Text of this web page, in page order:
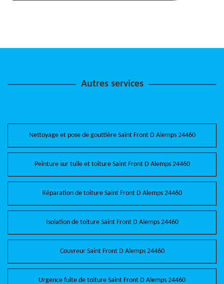
Autres services
Nettoyage et pose de gouttière Saint Front D Alemps 24460
Peinture sur tuile et toiture Saint Front D Alemps 24460
Réparation de toiture Saint Front D Alemps 24460
Isolation de toiture Saint Front D Alemps 24460
Couvreur Saint Front D Alemps 24460
Urgence fuite de toiture Saint Front D Alemps 24460